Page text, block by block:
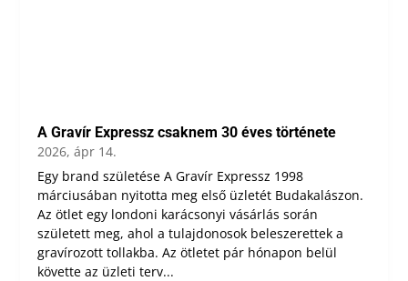
A Gravír Expressz csaknem 30 éves története
2026, ápr 14.
Egy brand születése A Gravír Expressz 1998
márciusában nyitotta meg első üzletét Budakalászon.
Az ötlet egy londoni karácsonyi vásárlás során
született meg, ahol a tulajdonosok beleszerettek a
gravírozott tollakba. Az ötletet pár hónapon belül
követte az üzleti terv...